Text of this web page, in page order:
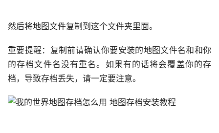
然后将地图文件复制到这个文件夹里面。
重要提醒：复制前请确认你要安装的地图文件名和和你
的存档文件名没有重名。如果有的话将会覆盖你的存
档，导致存档丢失，请一定要注意。